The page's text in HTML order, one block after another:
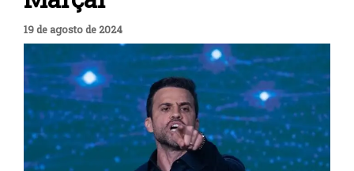
19 de agosto de 2024